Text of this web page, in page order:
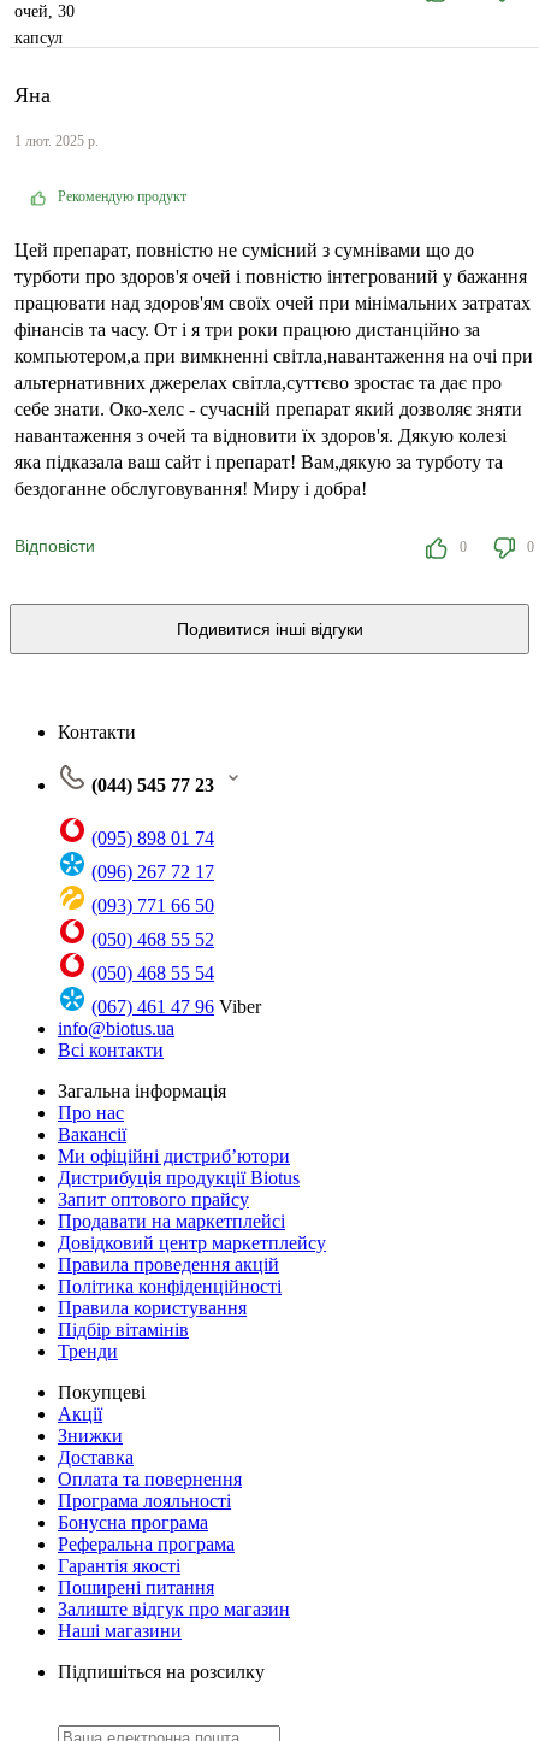
Яна
1 лют. 2025 р.
Рекомендую продукт
Цей препарат, повністю не сумісний з сумнівами що до
турботи про здоров'я очей і повністю інтегрований у бажання
працювати над здоров'ям своїх очей при мінімальних затратах
фінансів та часу. От і я три роки працюю дистанційно за
компьютером,а при вимкненні світла,навантаження на очі при
альтернативних джерелах світла,суттєво зростає та дає про
себе знати. Око-хелс - сучасній препарат який дозволяє зняти
навантаження з очей та відновити їх здоров'я. Дякую колезі
яка підказала ваш сайт і препарат! Вам,дякую за турботу та
бездоганне обслуговування! Миру і добра!
Відповісти 0 0
Подивитися інші відгуки
Контакти
(044) 545 77 23
(095) 898 01 74
(096) 267 72 17
(093) 771 66 50
(050) 468 55 52
(050) 468 55 54
(067) 461 47 96 Viber
info@biotus.ua
Всі контакти
Загальна інформація
Про нас
Вакансії
Ми офіційні дистриб’ютори
Дистрибуція продукції Biotus
Запит оптового прайсу
Продавати на маркетплейсі
Довідковий центр маркетплейсу
Правила проведення акцій
Політика конфіденційності
Правила користування
Підбір вітамінів
Тренди
Покупцеві
Акції
Знижки
Доставка
Оплата та повернення
Програма лояльності
Бонусна програма
Реферальна програма
Гарантія якості
Поширені питання
Залиште відгук про магазин
Наші магазини
Підпишіться на розсилку